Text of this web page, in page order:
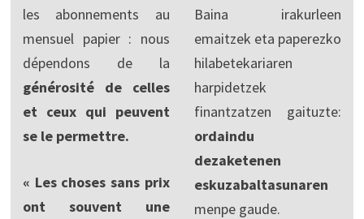
les abonnements au
mensuel papier : nous
dépendons de la
générosité de celles
et ceux qui peuvent
se le permettre.
« Les choses sans prix
ont souvent une
Baina irakurleen
emaitzek eta paperezko
hilabetekariaren
harpidetzek
finantzatzen gaituzte:
ordaindu
dezaketenen
eskuzabaltasunaren
menpe gaude.